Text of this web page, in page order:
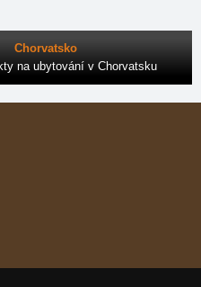
Chorvatsko
na ubytování v Chorvatsku